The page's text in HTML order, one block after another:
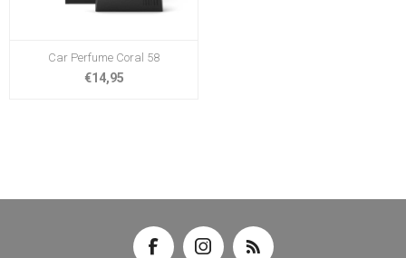
Car Perfume Coral 58
€14,95